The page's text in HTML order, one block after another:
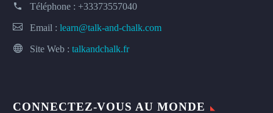
Téléphone : +33373557040
Email : learn@talk-and-chalk.com
Site Web : talkandchalk.fr
CONNECTEZ-VOUS AU MONDE